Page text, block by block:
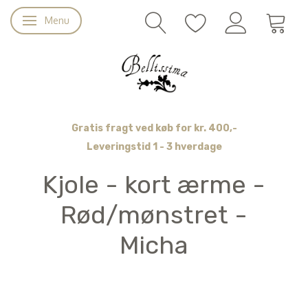
Skifte navigation
Menu
Gratis fragt ved køb for kr. 400,-
Leveringstid 1 - 3 hverdage
Kjole - kort ærme -
Rød/mønstret -
Micha